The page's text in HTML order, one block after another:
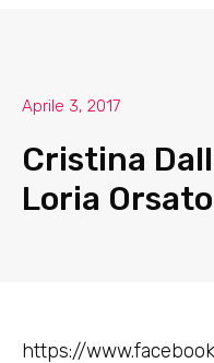
Aprile 3, 2017
Cristina
Loria Orsato
https://